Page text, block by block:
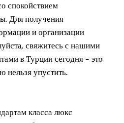
спокойствием
Для получения
и организации
свяжитесь с нашими
в Турции сегодня – это
нельзя упустить.
класса люкс